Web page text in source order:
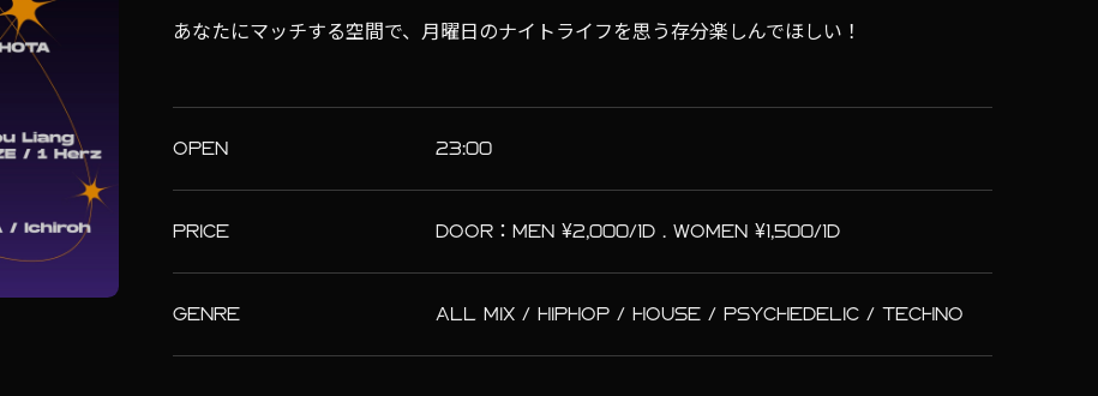
あなたにマッチする空間で、月曜日のナイトライフを思う存分楽しんでほしい！
OPEN 23:00
PRICE DOOR：MEN ¥2,000/1D . WOMEN ¥1,500/1D
GENRE ALL MIX / HIPHOP / HOUSE / PSYCHEDELIC / TECHNO